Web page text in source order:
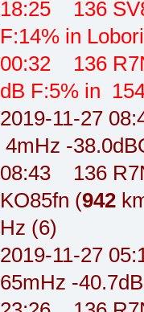
18:25 136
F:14% in
00:32 136
dB F:5% in
2019-11-27
4mHz -
08:43 136
KO85fn (942
Hz (6)
2019-11-27
65mHz -